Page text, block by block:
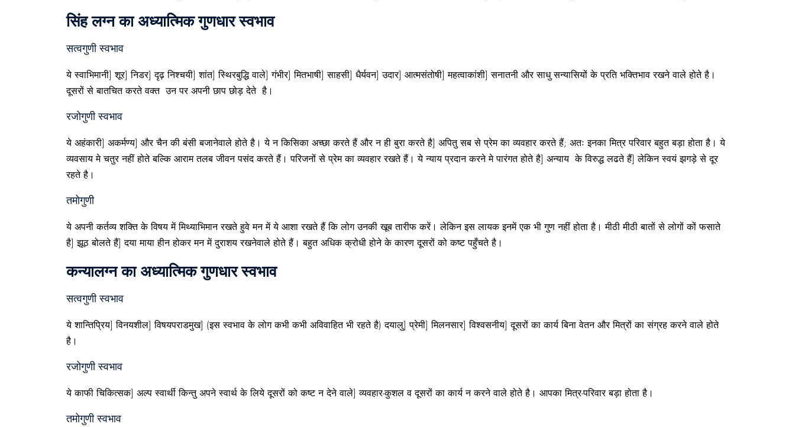
सिंह लग्न का अध्यात्मिक गुणधार स्वभाव
सत्वगुणी स्वभाव
ये स्वाभिमानी] शूर] निडर] दृढ़ निश्चयी] शांत] स्थिरबुद्धि वाले] गंभीर] मितभाषी] साहसी] धैर्यवन] उदार] आत्मसंतोषी] महत्वाकांशी] सनातनी और साधु सन्यासियों के प्रति भक्तिभाव रखने वाले होते है।
दूसरों से बातचित करते वक्त उन पर अपनी छाप छोड़ देते है।
रजोगुणी स्वभाव
ये अहंकारी] अकर्मण्य] और चैन की बंसी बजानेवाले होते है। ये न किसिका अच्छा करते हैं और न ही बुरा करते है] अपितु सब से प्रेम का व्यवहार करते हैं; अतः इनका मित्र परिवार बहुत बड़ा होता है। ये
व्यवसाय मे चतुर नहीं होते बल्कि आराम तलब जीवन पसंद करते हैं। परिजनों से प्रेम का व्यवहार रखते हैं। ये न्याय प्रदान करने मे पारंगत होते है] अन्याय के विरुद्ध लढते हैं] लेकिन स्वयं झगड़े से दूर
रहते है।
तमोगुणी
ये अपनी कर्तव्य शक्ति के विषय में मिथ्याभिमान रखते हुवे मन में ये आशा रखते हैं कि लोग उनकी खूब तारीफ करें। लेकिन इस लायक इनमें एक भी गुण नहीं होता है। मीठी मीठी बातों से लोगों कों फसाते
है] झूठ बोलते हैं] दया माया हीन होकर मन में दुराशय रखनेवाले होते हैं। बहुत अधिक क्रोधी होने के कारण दूसरों को कष्ट पहुँचते है।
कन्यालग्न का अध्यात्मिक गुणधार स्वभाव
सत्वगुणी स्वभाव
ये शान्तिप्रिय] विनयशील] विषयपराडमुख] (इस स्वभाव के लोग कभी कभी अविवाहित भी रहते है) दयालु] प्रेमी] मिलनसार] विश्वसनीय] दूसरों का कार्य बिना वेतन और मित्रों का संग्रह करने वाले होते
है।
रजोगुणी स्वभाव
ये काफी चिकित्सक] अल्प स्वार्थी किन्तु अपने स्वार्थ के लिये दूसरों को कष्ट न देने वाले] व्यवहार-कुशल व दूसरों का कार्य न करने वाले होते है। आपका मित्र-परिवार बड़ा होता है।
तमोगुणी स्वभाव